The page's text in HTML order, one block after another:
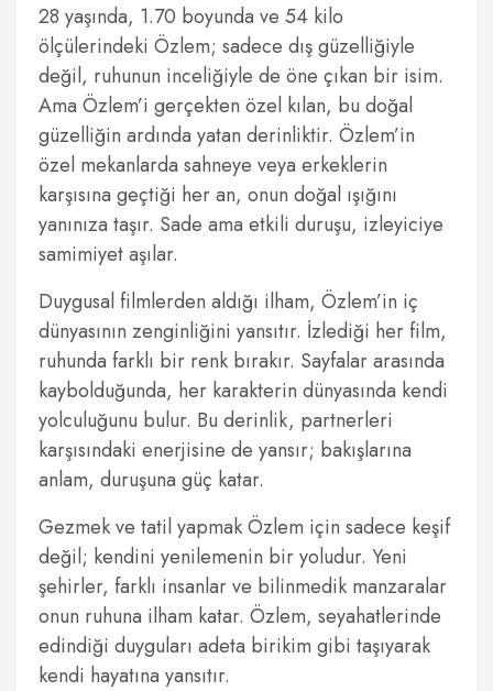
28 yaşında, 1.70 boyunda ve 54 kilo
ölçülerindeki Özlem; sadece dış güzelliğiyle
değil, ruhunun inceliğiyle de öne çıkan bir isim.
Ama Özlem’i gerçekten özel kılan, bu doğal
güzelliğin ardında yatan derinliktir. Özlem’in
özel mekanlarda sahneye veya erkeklerin
karşısına geçtiği her an, onun doğal ışığını
yanınıza taşır. Sade ama etkili duruşu, izleyiciye
samimiyet aşılar.
Duygusal filmlerden aldığı ilham, Özlem’in iç
dünyasının zenginliğini yansıtır. İzlediği her film,
ruhunda farklı bir renk bırakır. Sayfalar arasında
kaybolduğunda, her karakterin dünyasında kendi
yolculuğunu bulur. Bu derinlik, partnerleri
karşısındaki enerjisine de yansır; bakışlarına
anlam, duruşuna güç katar.
Gezmek ve tatil yapmak Özlem için sadece keşif
değil; kendini yenilemenin bir yoludur. Yeni
şehirler, farklı insanlar ve bilinmedik manzaralar
onun ruhuna ilham katar. Özlem, seyahatlerinde
edindiği duyguları adeta birikim gibi taşıyarak
kendi hayatına yansıtır.